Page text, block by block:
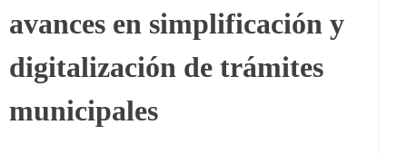
avances en simplificación y
digitalización de trámites
municipales